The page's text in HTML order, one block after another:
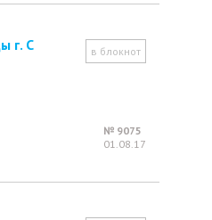
в блокнот
№ 9075
01.08.17